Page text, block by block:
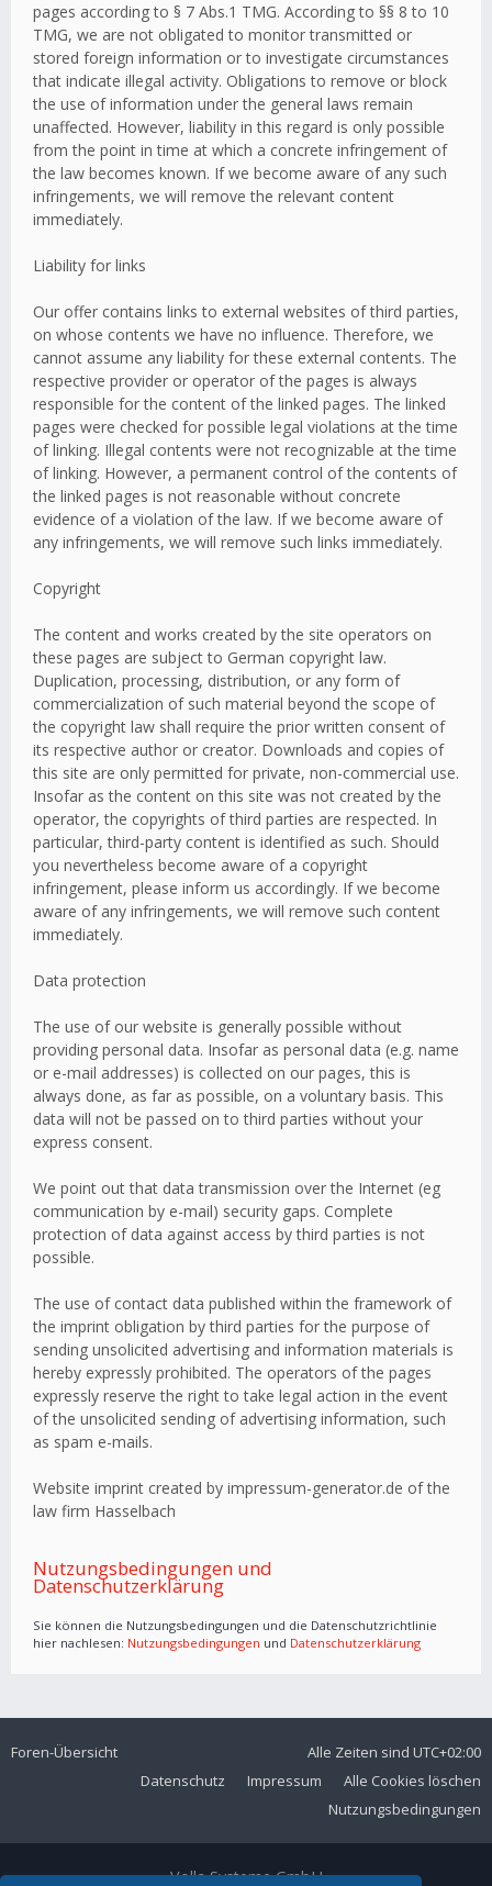
pages according to § 7 Abs.1 TMG. According to §§ 8 to 10
TMG, we are not obligated to monitor transmitted or
stored foreign information or to investigate circumstances
that indicate illegal activity. Obligations to remove or block
the use of information under the general laws remain
unaffected. However, liability in this regard is only possible
from the point in time at which a concrete infringement of
the law becomes known. If we become aware of any such
infringements, we will remove the relevant content
immediately.
Liability for links
Our offer contains links to external websites of third parties,
on whose contents we have no influence. Therefore, we
cannot assume any liability for these external contents. The
respective provider or operator of the pages is always
responsible for the content of the linked pages. The linked
pages were checked for possible legal violations at the time
of linking. Illegal contents were not recognizable at the time
of linking. However, a permanent control of the contents of
the linked pages is not reasonable without concrete
evidence of a violation of the law. If we become aware of
any infringements, we will remove such links immediately.
Copyright
The content and works created by the site operators on
these pages are subject to German copyright law.
Duplication, processing, distribution, or any form of
commercialization of such material beyond the scope of
the copyright law shall require the prior written consent of
its respective author or creator. Downloads and copies of
this site are only permitted for private, non-commercial use.
Insofar as the content on this site was not created by the
operator, the copyrights of third parties are respected. In
particular, third-party content is identified as such. Should
you nevertheless become aware of a copyright
infringement, please inform us accordingly. If we become
aware of any infringements, we will remove such content
immediately.
Data protection
The use of our website is generally possible without
providing personal data. Insofar as personal data (e.g. name
or e-mail addresses) is collected on our pages, this is
always done, as far as possible, on a voluntary basis. This
data will not be passed on to third parties without your
express consent.
We point out that data transmission over the Internet (eg
communication by e-mail) security gaps. Complete
protection of data against access by third parties is not
possible.
The use of contact data published within the framework of
the imprint obligation by third parties for the purpose of
sending unsolicited advertising and information materials is
hereby expressly prohibited. The operators of the pages
expressly reserve the right to take legal action in the event
of the unsolicited sending of advertising information, such
as spam e-mails.
Website imprint created by impressum-generator.de of the
law firm Hasselbach
Nutzungsbedingungen und
Datenschutzerklärung
Sie können die Nutzungsbedingungen und die Datenschutzrichtlinie
hier nachlesen: Nutzungsbedingungen und Datenschutzerklärung
Foren-Übersicht Alle Zeiten sind UTC+02:00
Alle Cookies löschen
Impressum
Datenschutz
Nutzungsbedingungen
Volla Systeme GmbH